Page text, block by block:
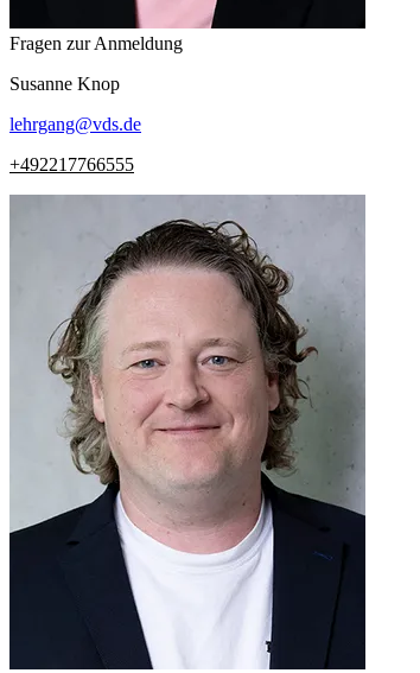
Fragen zur Anmeldung
Susanne Knop
lehrgang@vds.de
+492217766555